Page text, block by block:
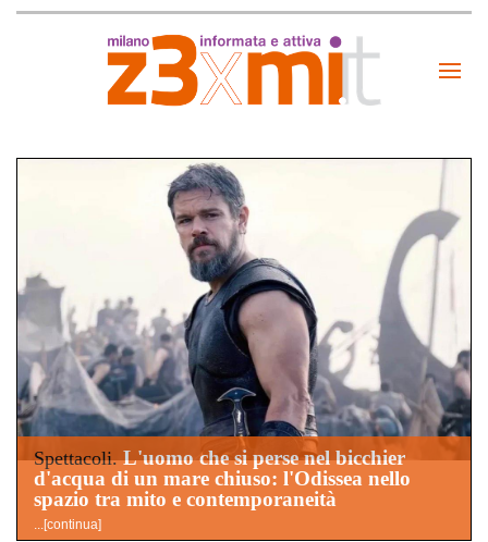
Spettacoli.L'uomo che si perse nel bicchier
d'acqua di un mare chiuso: l'Odissea nello
spazio tra mito e contemporaneità
...[continua]